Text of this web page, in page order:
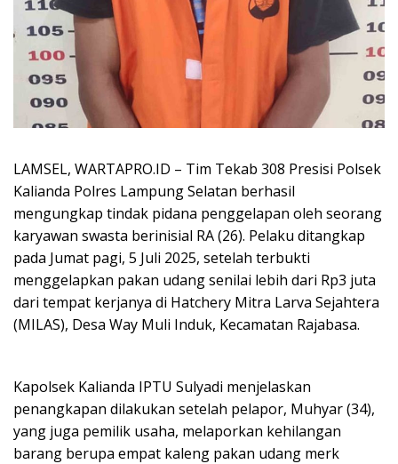
LAMSEL, WARTAPRO.ID – Tim Tekab 308 Presisi Polsek
Kalianda Polres Lampung Selatan berhasil
mengungkap tindak pidana penggelapan oleh seorang
karyawan swasta berinisial RA (26). Pelaku ditangkap
pada Jumat pagi, 5 Juli 2025, setelah terbukti
menggelapkan pakan udang senilai lebih dari Rp3 juta
dari tempat kerjanya di Hatchery Mitra Larva Sejahtera
(MILAS), Desa Way Muli Induk, Kecamatan Rajabasa.
Kapolsek Kalianda IPTU Sulyadi menjelaskan
penangkapan dilakukan setelah pelapor, Muhyar (34),
yang juga pemilik usaha, melaporkan kehilangan
barang berupa empat kaleng pakan udang merk